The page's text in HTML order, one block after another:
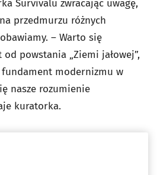
Survivalu zwracając uwagę,
przedmurzu różnych
– Warto się
od powstania „Ziemi jałowej”,
modernizmu w
nasze rozumienie
kuratorka.